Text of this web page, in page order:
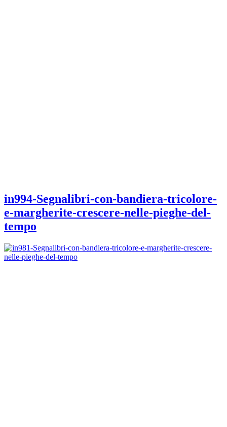
in994-Segnalibri-con-bandiera-tricolore-
e-margherite-crescere-nelle-pieghe-del-
tempo